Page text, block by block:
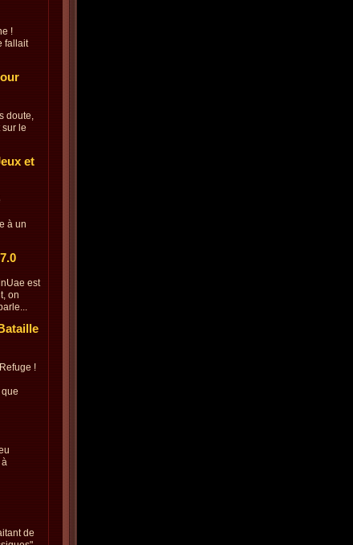
!
fallait
doute,
sur le
et
à un
est
on
!
à
de